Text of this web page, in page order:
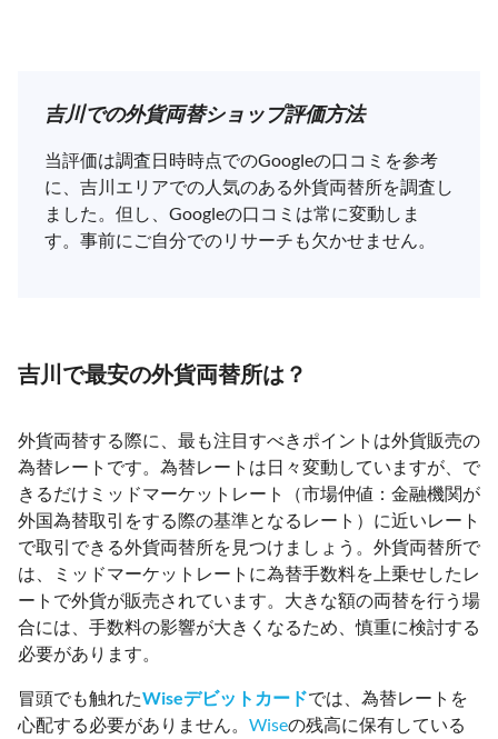
吉川での外貨両替ショップ評価方法
当評価は調査日時時点でのGoogleの口コミを参考
に、吉川エリアでの人気のある外貨両替所を調査し
ました。但し、Googleの口コミは常に変動しま
す。事前にご自分でのリサーチも欠かせません。
吉川で最安の外貨両替所は？
外貨両替する際に、最も注目すべきポイントは外貨販売の
為替レートです。為替レートは日々変動していますが、で
きるだけミッドマーケットレート（市場仲値：金融機関が
外国為替取引をする際の基準となるレート）に近いレート
で取引できる外貨両替所を見つけましょう。外貨両替所で
は、ミッドマーケットレートに為替手数料を上乗せしたレ
ートで外貨が販売されています。大きな額の両替を行う場
合には、手数料の影響が大きくなるため、慎重に検討する
必要があります。
冒頭でも触れたWiseデビットカードでは、為替レートを
心配する必要がありません。 Wiseの残高に保有している